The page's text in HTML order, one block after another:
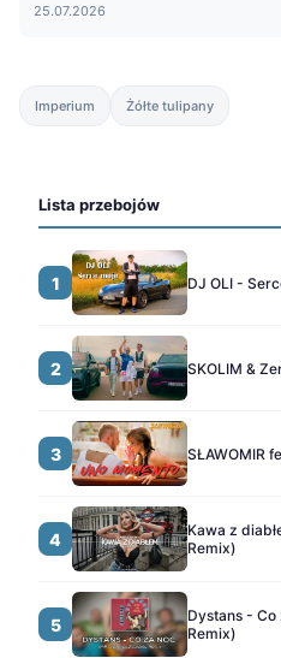
25.07.2026
Imperium Żółte tulipany
Lista przebojów
1 DJ OLI -
2 SKOLIM &
3 SŁAWOMIR
4
Kawa z
Remix)
5
Dystans -
Remix)